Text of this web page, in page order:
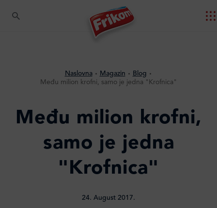
Naslovna Magazin
Blog
Među milion krofni, samo je jedna "Krofnica"
Među milion krofni,
samo je jedna
"Krofnica"
24. August 2017.